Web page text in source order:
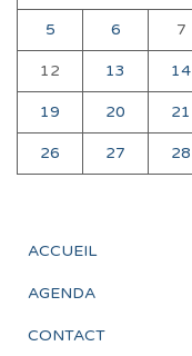
5 6 7
12 13 14
19 20 21
26 27 28
ACCUEIL
AGENDA
CONTACT